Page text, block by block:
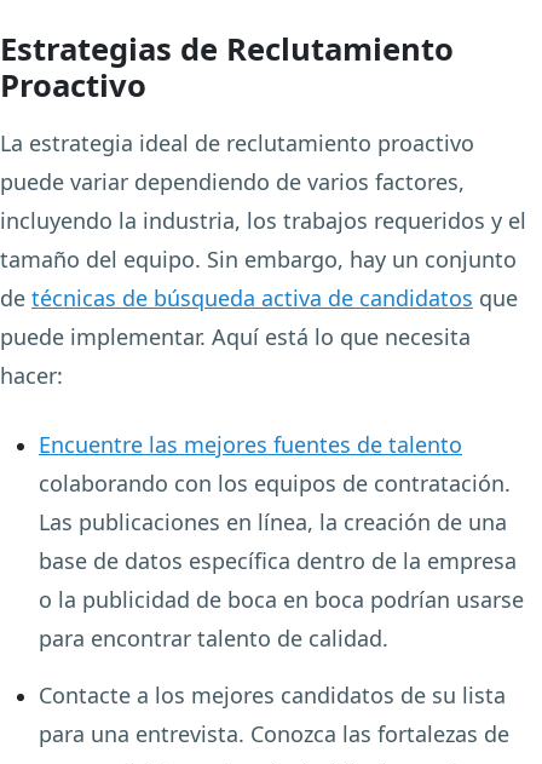
Estrategias de Reclutamiento
Proactivo
La estrategia ideal de reclutamiento proactivo
puede variar dependiendo de varios factores,
incluyendo la industria, los trabajos requeridos y el
tamaño del equipo. Sin embargo, hay un conjunto
de técnicas de búsqueda activa de candidatos que
puede implementar. Aquí está lo que necesita
hacer:
Encuentre las mejores fuentes de talento
colaborando con los equipos de contratación.
Las publicaciones en línea, la creación de una
base de datos específica dentro de la empresa
o la publicidad de boca en boca podrían usarse
para encontrar talento de calidad.
Contacte a los mejores candidatos de su lista
para una entrevista. Conozca las fortalezas de